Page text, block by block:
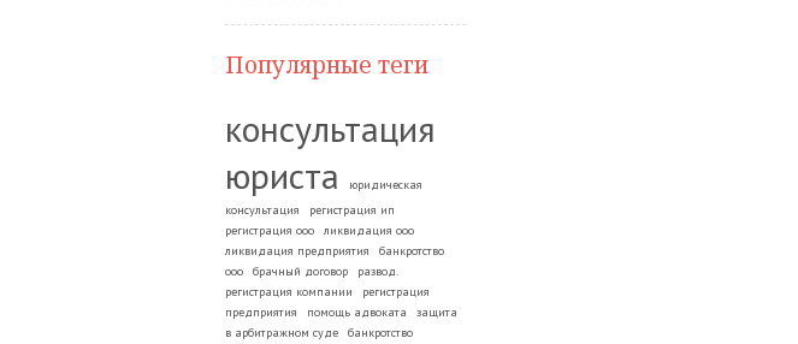
Популярные теги
консультация
юриста
юридическая
консультация
регистрация ип
регистрация ооо
ликвидация ооо
ликвидация предприятия
банкротство
ооо
брачный договор
развод.
регистрация компании
регистрация
предприятия
помощь адвоката
защита
в арбитражном суде
банкротство